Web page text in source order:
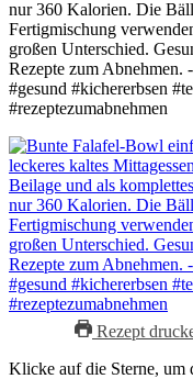
Rezept
Klicke auf die Sterne, um